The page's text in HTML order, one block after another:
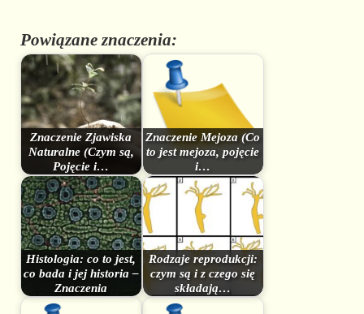
Powiązane znaczenia:
Znaczenie Zjawiska
Naturalne (Czym są,
Pojęcie i…
Znaczenie Mejoza (Co
to jest mejoza, pojęcie
i…
Histologia: co to jest,
co bada i jej historia –
Znaczenia
Rodzaje reprodukcji:
czym są i z czego się
składają…